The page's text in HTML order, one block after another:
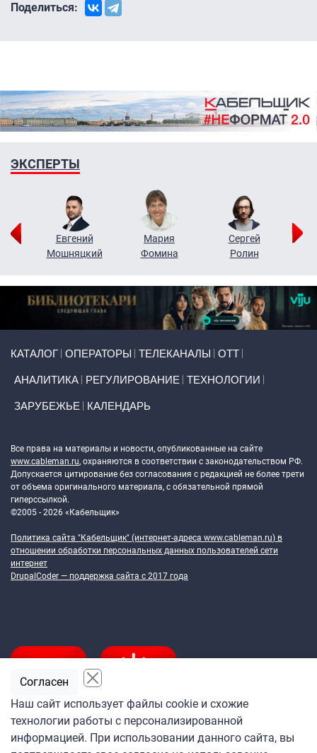
Поделиться:
ЭКСПЕРТЫ
Евгений
Мошняцкий
Мария
Фомина
Сергей
Ролин
КАТАЛОГ ОПЕРАТОРЫ ТЕЛЕКАНАЛЫ ОТТ
АНАЛИТИКА РЕГУЛИРОВАНИЕ ТЕХНОЛОГИИ
ЗАРУБЕЖЬЕ КАЛЕНДАРЬ
Все права на материалы и новости, опубликованные на сайте
www.cableman.ru, охраняются в соответствии с законодательством РФ.
Допускается цитирование без согласования с редакцией не более трети
от объема оригинального материала, с обязательной прямой
гиперссылкой.
©2005 - 2026 «Кабельщик»
Политика сайта "Кабельщик" (интернет-адреса www.cableman.ru) в
отношении обработки персональных данных пользователей сети
интернет
DrupalCoder — поддержка сайта c 2017 года
Подпишитесь
Наш сайт использует файлы cookie и схожие
технологии работы с персонализированной
информацией. При использовании данного сайта, вы
Согласен